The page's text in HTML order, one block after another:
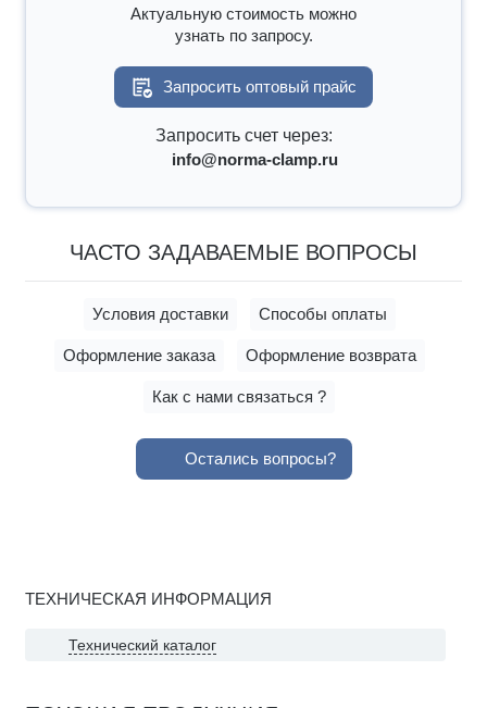
Актуальную стоимость можно
узнать по запросу.
Запросить оптовый прайс
Запросить счет через:
info@norma-clamp.ru
ЧАСТО ЗАДАВАЕМЫЕ ВОПРОСЫ
Условия доставки Способы оплаты
Оформление заказа Оформление возврата
Как с нами связаться ?
Остались вопросы?
ТЕХНИЧЕСКАЯ ИНФОРМАЦИЯ
Технический каталог